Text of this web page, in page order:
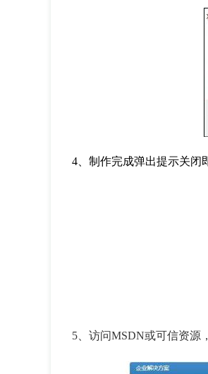
4、制作完成弹出提示关闭
5、访问MSDN或可信资源